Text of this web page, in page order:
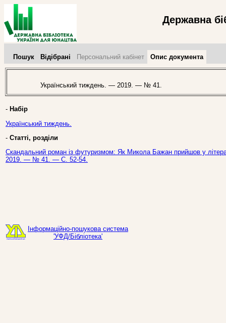
Державна
Пошук Відібрані Персональний кабінет Опис документа
Український тиждень. — 2019. — № 41.
- Набір
Український тиждень.
- Статті, розділи
Скандальний роман із футуризмом: Як Микола Бажан прийшов у
2019. — № 41. — С. 52-54.
Інформаційно-пошукова система
'УФД/Бібліотека'